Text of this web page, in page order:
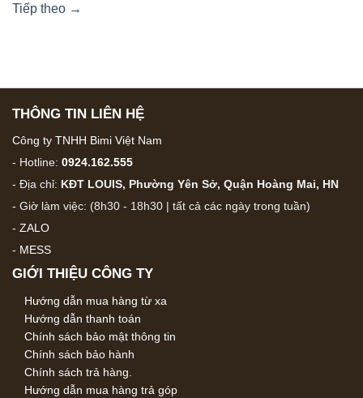
Tiếp theo →
THÔNG TIN LIÊN HỆ
Công ty TNHH Bimi Việt Nam
- Hotline: 0924.162.555
- Địa chỉ: KĐT LOUIS, Phường Yên Sở, Quận Hoàng Mai, HN
- Giờ làm việc: (8h30 - 18h30 | tất cả các ngày trong tuần)
- ZALO
- MESS
GIỚI THIỆU CÔNG TY
Hướng dẫn mua hàng từ xa
Hướng dẫn thanh toán
Chính sách bảo mật thông tin
Chính sách bảo hành
Chính sách trả hàng.
Hướng dẫn mua hàng trả góp